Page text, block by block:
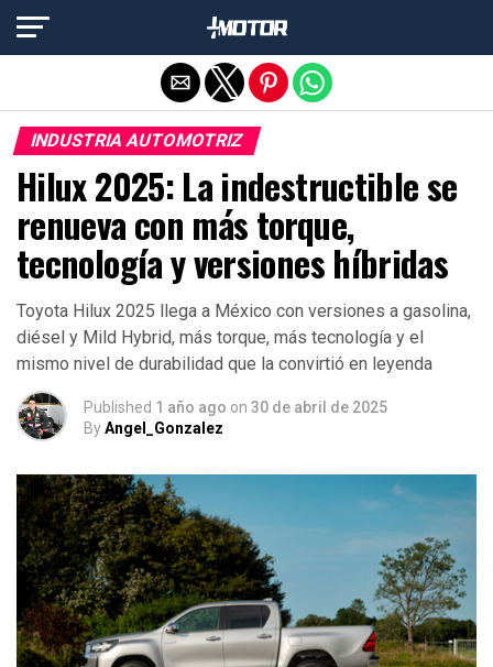
INDUSTRIA AUTOMOTRIZ
Hilux 2025: La indestructible se
renueva con más torque,
tecnología y versiones híbridas
Toyota Hilux 2025 llega a México con versiones a gasolina,
diésel y Mild Hybrid, más torque, más tecnología y el
mismo nivel de durabilidad que la convirtió en leyenda
Published 1 año ago on 30 de abril de 2025
ByAngel_Gonzalez
Salir de la versión móvil